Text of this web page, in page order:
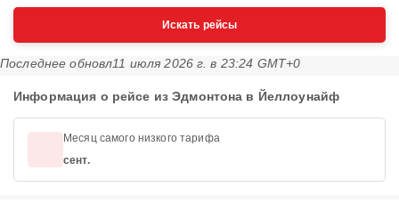
Искать рейсы
Последнее обновл11 июля 2026 г. в 23:24 GMT+0
Информация о рейсе из Эдмонтона в Йеллоунайф
Месяц самого низкого тарифа
сент.